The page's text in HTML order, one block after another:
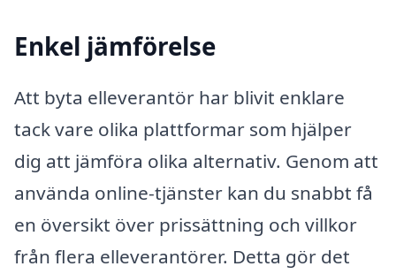
Enkel jämförelse
Att byta elleverantör har blivit enklare
tack vare olika plattformar som hjälper
dig att jämföra olika alternativ. Genom att
använda online-tjänster kan du snabbt få
en översikt över prissättning och villkor
från flera elleverantörer. Detta gör det